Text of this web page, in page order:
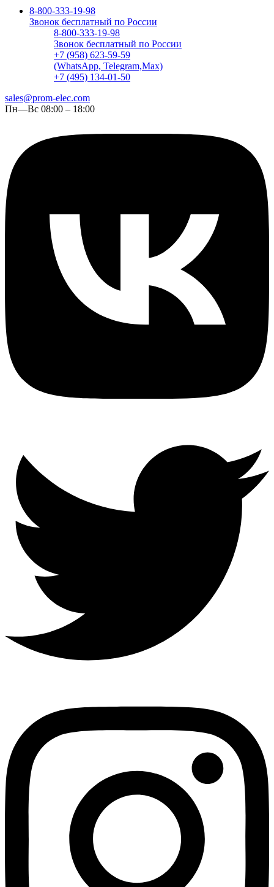
8-800-333-19-98
Звонок бесплатный по России
8-800-333-19-98
Звонок бесплатный по России
+7 (958) 623-59-59
(WhatsApp, Telegram,Max)
+7 (495) 134-01-50
sales@prom-elec.com
Пн—Вс 08:00 – 18:00